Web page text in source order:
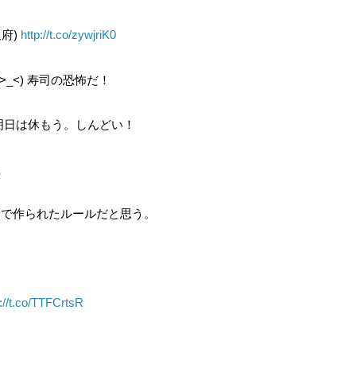
) http://t.co/zywjriK0
寿司の恐怖だ！
は休もう。しんどい！
作られたルールだと思う。
t.co/TTFCrtsR